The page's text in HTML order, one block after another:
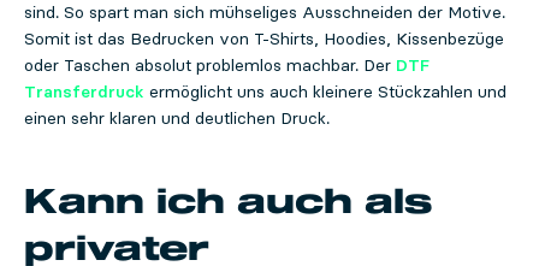
sind. So spart man sich mühseliges Ausschneiden der Motive.
Somit ist das Bedrucken von T-Shirts, Hoodies, Kissenbezüge
oder Taschen absolut problemlos machbar. Der DTF
Transferdruck ermöglicht uns auch kleinere Stückzahlen und
einen sehr klaren und deutlichen Druck.
Kann ich auch als
privater